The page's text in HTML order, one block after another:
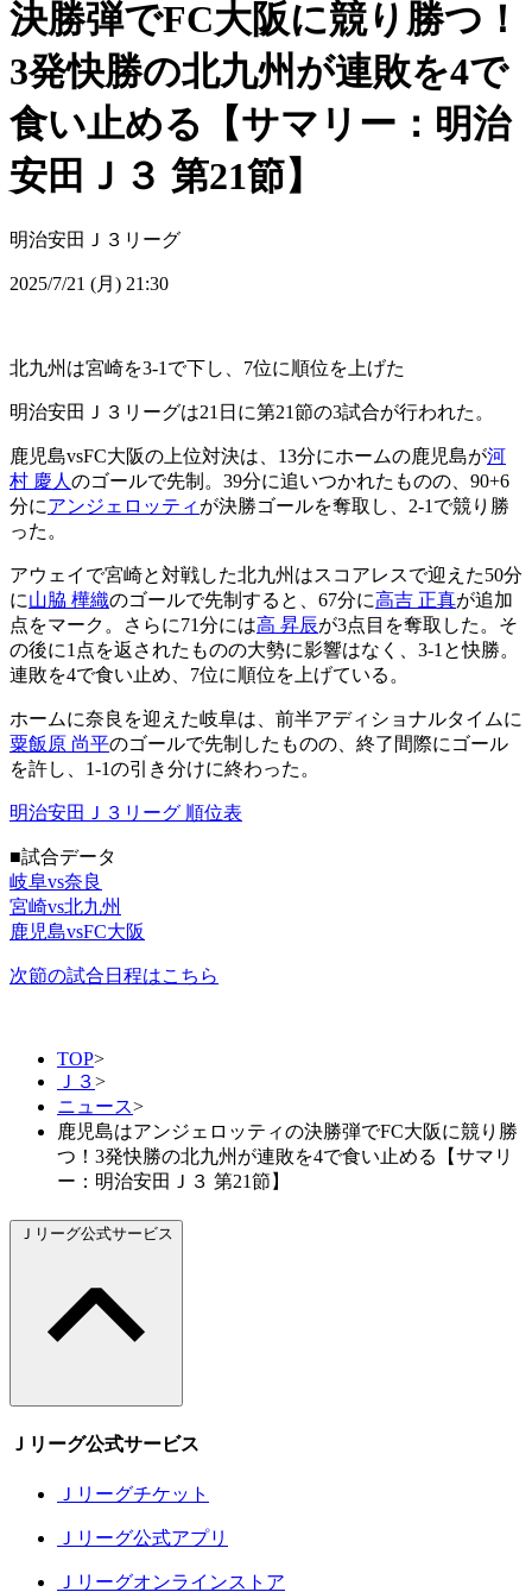
決勝弾でFC大阪に競り勝つ！
3発快勝の北九州が連敗を4で
食い止める【サマリー：明治
安田Ｊ３ 第21節】
明治安田Ｊ３リーグ
2025/7/21 (月) 21:30
北九州は宮崎を3-1で下し、7位に順位を上げた
明治安田Ｊ３リーグは21日に第21節の3試合が行われた。
鹿児島vsFC大阪の上位対決は、13分にホームの鹿児島が河
村 慶人 のゴールで先制。39分に追いつかれたものの、90+6
分にアンジェロッティ が決勝ゴールを奪取し、2-1で競り勝
った。
アウェイで宮崎と対戦した北九州はスコアレスで迎えた50分
に山脇 樺織のゴールで先制すると、67分に高吉 正真が追加
点をマーク。さらに71分には高 昇辰が3点目を奪取した。そ
の後に1点を返されたものの大勢に影響はなく、3-1と快勝。
連敗を4で食い止め、7位に順位を上げている。
ホームに奈良を迎えた岐阜は、前半アディショナルタイムに
粟飯原 尚平のゴールで先制したものの、終了間際にゴール
を許し、1-1の引き分けに終わった。
明治安田Ｊ３リーグ 順位表
■試合データ
岐阜vs奈良
宮崎vs北九州
鹿児島vsFC大阪
次節の試合日程はこちら
TOP>
Ｊ３>
ニュース>
鹿児島はアンジェロッティの決勝弾でFC大阪に競り勝
つ！3発快勝の北九州が連敗を4で食い止める【サマリ
ー：明治安田Ｊ３ 第21節】
Ｊリーグ公式サービス
Ｊリーグ公式サービス
Ｊリーグチケット
Ｊリーグ公式アプリ
Ｊリーグオンラインストア